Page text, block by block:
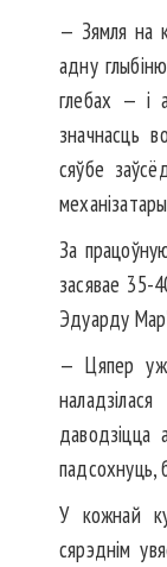
— Зямля на
адну
глебах — і
значнасць
сяўбе
За
засявае 35-
Эдуарду
— Цяпер
даводзіцца
падсохнуць,
У кожнай
сярэднім